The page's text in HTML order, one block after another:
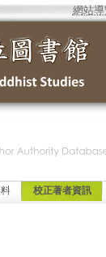
網站導
校正著者資訊